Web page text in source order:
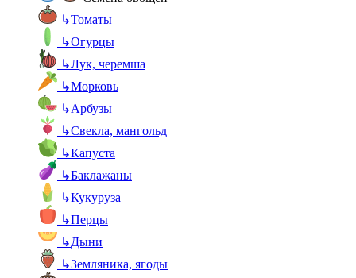
↳Томаты
↳Огурцы
↳Лук, черемша
↳Морковь
↳Арбузы
↳Свекла, мангольд
↳Капуста
↳Баклажаны
↳Кукуруза
↳Перцы
↳Дыни
↳Земляника, ягоды